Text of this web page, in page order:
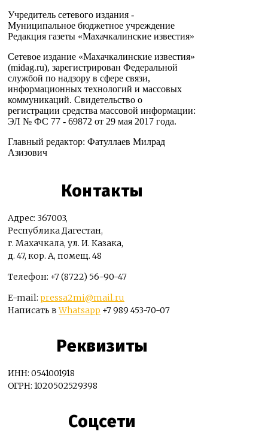
Учредитель сетевого издания -
Муниципальное бюджетное учреждение
Редакция газеты «Махачкалинские известия»
Сетевое издание «Махачкалинские известия»
(midag.ru), зарегистрирован Федеральной
службой по надзору в сфере связи,
информационных технологий и массовых
коммуникаций. Свидетельство о
регистрации средства массовой информации:
ЭЛ № ФС 77 - 69872 от 29 мая 2017 года.
Главный редактор: Фатуллаев Милрад
Азизович
Контакты
Адрес: 367003,
Республика Дагестан,
г. Махачкала, ул. И. Казака,
д. 47, кор. А, помещ. 48
Телефон: +7 (8722) 56-90-47
E-mail: pressa2mi@mail.ru
Написать вWhatsapp +7 989 453-70-07
Реквизиты
ИНН: 0541001918
ОГРН: 1020502529398
Соцсети